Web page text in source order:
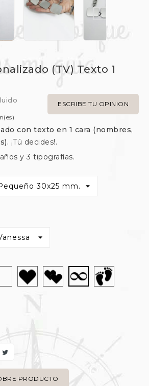

(TV) Texto 1
ESCRIBE TU OPINION
con texto en 1 cara (nombres,
¡Tú decides!.
y 3 tipografías.
Sin
dibujo
Corazón Corazon-
Doble
Infinito
Pie
PRODUCTO